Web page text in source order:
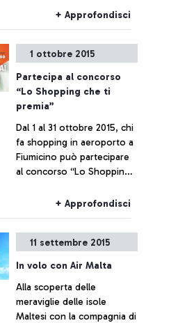
+ Approfondisci
1 ottobre 2015
Partecipa al concorso
“Lo Shopping che ti
premia”
Dal 1 al 31 ottobre 2015, chi
fa shopping in aeroporto a
Fiumicino può partecipare
al concorso “Lo Shopping
+ Approfondisci
11 settembre 2015
In volo con Air Malta
Alla scoperta delle
meraviglie delle isole
Maltesi con la compagnia di